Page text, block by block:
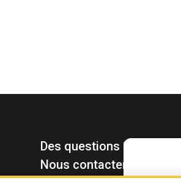
Pour offrir les
Des questions ?
Nous contacter :